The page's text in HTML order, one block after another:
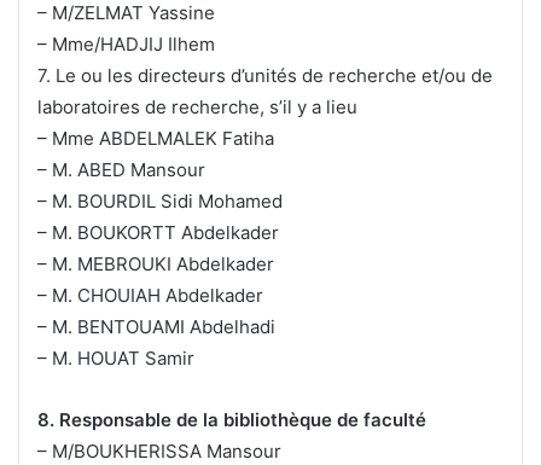
– M/ZELMAT Yassine
– Mme/HADJIJ Ilhem
7. Le ou les directeurs d’unités de recherche et/ou de
laboratoires de recherche, s’il y a lieu
– Mme ABDELMALEK Fatiha
– M. ABED Mansour
– M. BOURDIL Sidi Mohamed
– M. BOUKORTT Abdelkader
– M. MEBROUKI Abdelkader
– M. CHOUIAH Abdelkader
– M. BENTOUAMI Abdelhadi
– M. HOUAT Samir
8. Responsable de la bibliothèque de faculté
– M/BOUKHERISSA Mansour